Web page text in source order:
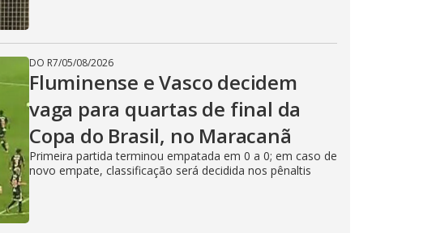
DO R7/05/08/2026
Fluminense e Vasco decidem
vaga para quartas de final da
Copa do Brasil, no Maracanã
Primeira partida terminou empatada em 0 a 0; em caso de
novo empate, classificação será decidida nos pênaltis